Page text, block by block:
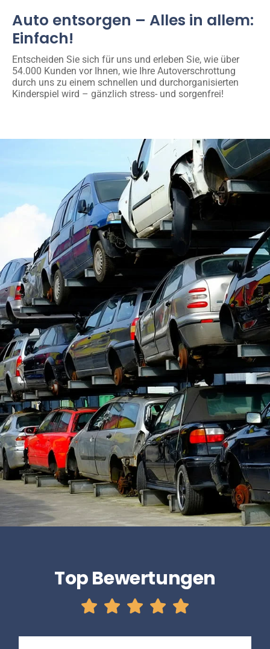
Auto entsorgen – Alles in allem:
Einfach!
Entscheiden Sie sich für uns und erleben Sie, wie über
54.000 Kunden vor Ihnen, wie Ihre Autoverschrottung
durch uns zu einem schnellen und durchorganisierten
Kinderspiel wird – gänzlich stress- und sorgenfrei!
Top Bewertungen